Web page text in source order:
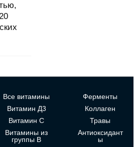
Все витамины
Витамин Д3
Витамин С
Витамины из
группы В
Ферменты
Коллаген
Травы
Антиоксидант
ы